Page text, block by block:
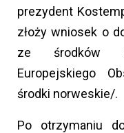
prezydent
złoży wniosek o
ze środków
Europejskiego
środki norweskie/.
Po otrzymaniu